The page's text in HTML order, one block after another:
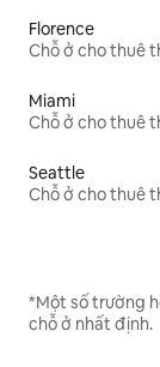
Florence
Chỗ ở cho thuê
Miami
Chỗ ở cho thuê
Seattle
Chỗ ở cho thuê
*Một số trường
chỗ ở nhất định.